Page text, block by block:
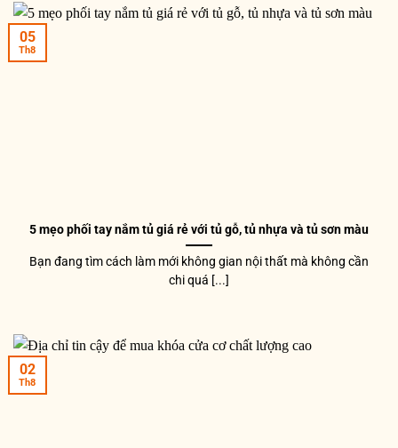
5 mẹo phối tay nắm tủ giá rẻ với tủ gỗ, tủ nhựa và tủ sơn màu
Bạn đang tìm cách làm mới không gian nội thất mà không cần
chi quá [...]
05
Th8
02
Th8